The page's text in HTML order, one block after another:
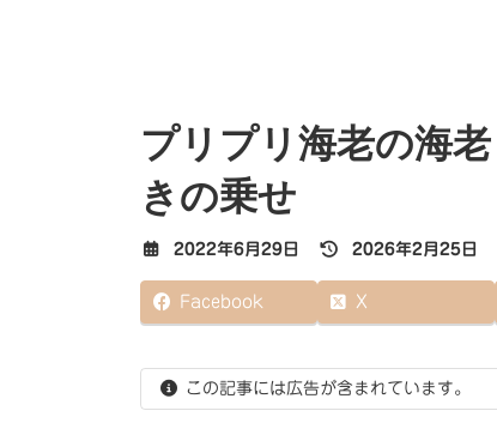
プリプリ海老の海
きの乗せ
2022年6月29日
最
更
:
2026年2月25日
Facebook X
この記事には広告が含まれています。